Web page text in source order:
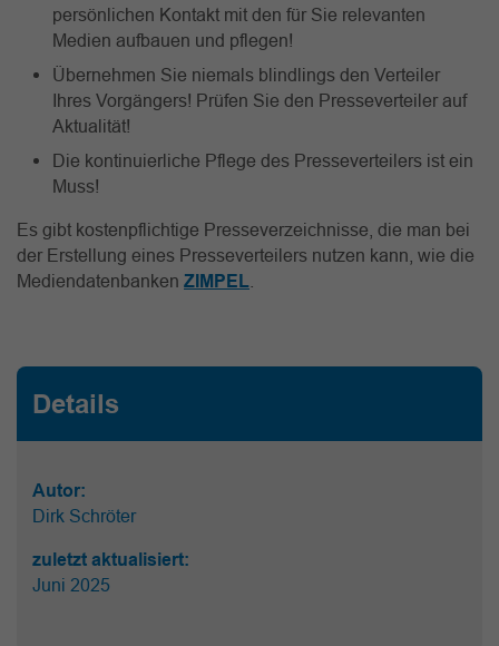
persönlichen Kontakt mit den für Sie relevanten
Medien aufbauen und pflegen!
Übernehmen Sie niemals blindlings den Verteiler
Ihres Vorgängers! Prüfen Sie den Presseverteiler auf
Aktualität!
Die kontinuierliche Pflege des Presseverteilers ist ein
Muss!
Es gibt kostenpflichtige Presseverzeichnisse, die man bei
der Erstellung eines Presseverteilers nutzen kann, wie die
Mediendatenbanken ZIMPEL
Details
Autor:
Dirk Schröter
zuletzt aktualisiert:
Juni 2025